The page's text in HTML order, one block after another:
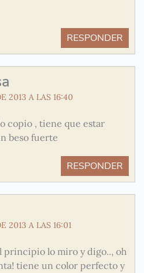
RESPONDER
2013 A LAS 16:40
copio , tiene que estar
beso fuerte
RESPONDER
2013 A LAS 16:01
principio lo miro y digo.., oh
tiene un color perfecto y